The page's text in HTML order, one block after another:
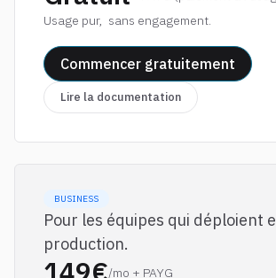
Usage pur, sans engagement.
Commencer gratuitement
Lire la documentation
BUSINESS
Pour les équipes qui déploient
production.
/mo + PAYG